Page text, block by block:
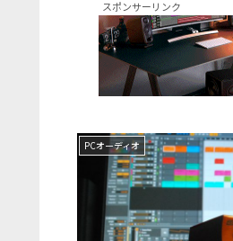
スポンサーリンク
PCオーディオ